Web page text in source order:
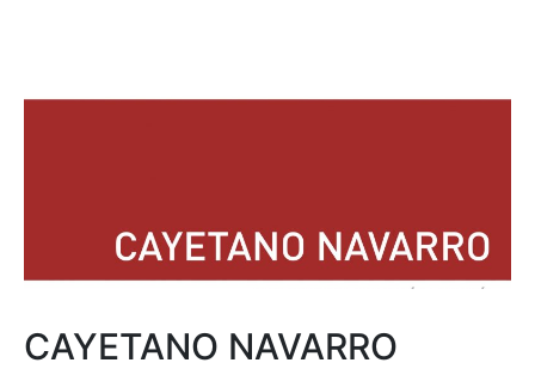
CAYETANO NAVARRO